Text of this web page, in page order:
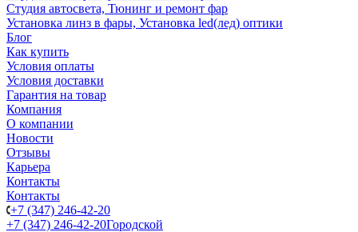
Студия автосвета, Тюнинг и ремонт фар
Установка линз в фары, Установка led(лед) оптики
Блог
Как купить
Условия оплаты
Условия доставки
Гарантия на товар
Компания
О компании
Новости
Отзывы
Карьера
Контакты
Контакты
+7 (347) 246-42-20
+7 (347) 246-42-20Городской